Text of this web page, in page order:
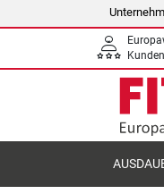
Kunden